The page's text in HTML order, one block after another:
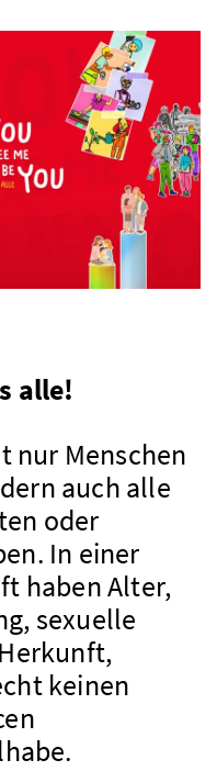
alle!
nur Menschen
auch alle
oder
In einer
haben Alter,
sexuelle
keinen